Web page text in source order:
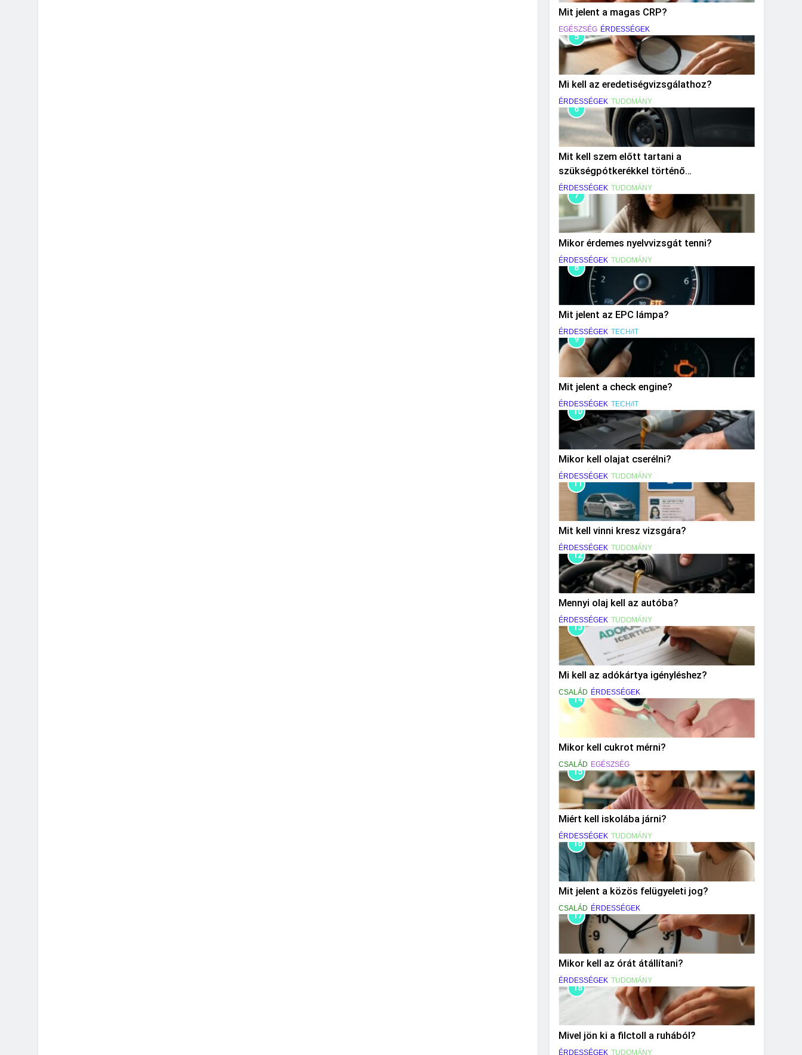
Mit jelent a magas CRP?
EGÉSZSÉG ÉRDESSÉGEK
5
Mi kell az eredetiségvizsgálathoz?
ÉRDESSÉGEK TUDOMÁNY
6
Mit kell szem előtt tartani a
szükségpótkerékkel történő
közlekedéskor?
ÉRDESSÉGEK TUDOMÁNY
7
Mikor érdemes nyelvvizsgát tenni?
ÉRDESSÉGEK TUDOMÁNY
8
Mit jelent az EPC lámpa?
ÉRDESSÉGEK TECH/IT
9
Mit jelent a check engine?
ÉRDESSÉGEK TECH/IT
10
Mikor kell olajat cserélni?
ÉRDESSÉGEK TUDOMÁNY
11
Mit kell vinni kresz vizsgára?
ÉRDESSÉGEK TUDOMÁNY
12
Mennyi olaj kell az autóba?
ÉRDESSÉGEK TUDOMÁNY
13
Mi kell az adókártya igényléshez?
CSALÁD ÉRDESSÉGEK
14
Mikor kell cukrot mérni?
CSALÁD EGÉSZSÉG
15
Miért kell iskolába járni?
ÉRDESSÉGEK TUDOMÁNY
16
Mit jelent a közös felügyeleti jog?
CSALÁD ÉRDESSÉGEK
17
Mikor kell az órát átállítani?
ÉRDESSÉGEK TUDOMÁNY
18
Mivel jön ki a filctoll a ruhából?
ÉRDESSÉGEK TUDOMÁNY